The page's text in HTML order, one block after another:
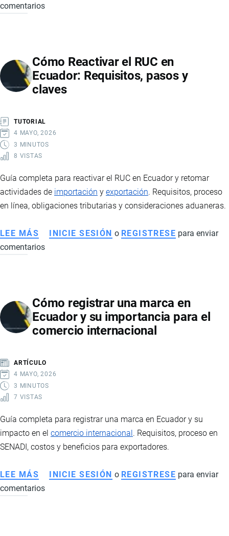
LEY
ECUADOR
APLICADA
A
COMERCIO
INTERNACIONAL
comentarios
Cómo Reactivar el RUC en
Ecuador: Requisitos, pasos y
claves
TUTORIAL
4 MAYO, 2026
3 MINUTOS
8 VISTAS
Guía completa para reactivar el RUC en Ecuador y retomar
actividades de importación y exportación. Requisitos, proceso
en línea, obligaciones tributarias y consideraciones aduaneras.
LEE MÁS SOBRE
CÓMO
EN
ECUADOR:
REQUISITOS,
CLAVES
INICIE SESIÓN o REGISTRESE para enviar
comentarios
Cómo registrar una marca en
Ecuador y su importancia para el
comercio internacional
ARTÍCULO
4 MAYO, 2026
3 MINUTOS
7 VISTAS
Guía completa para registrar una marca en Ecuador y su
impacto en el comercio internacional. Requisitos, proceso en
SENADI, costos y beneficios para exportadores.
LEE MÁS SOBRE
CÓMO
INICIE SESIÓN o REGISTRESE para enviar
comentarios